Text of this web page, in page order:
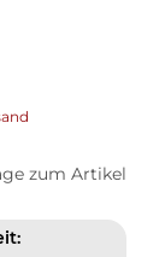
zum Artikel